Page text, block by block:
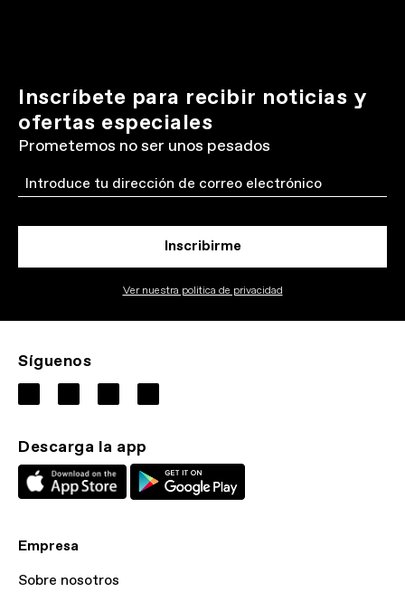
Inscríbete para recibir noticias y
ofertas especiales
Prometemos no ser unos pesados
Email
Inscribirme
Ver nuestra politica de privacidad
Síguenos
Descarga la app
Empresa
Sobre nosotros